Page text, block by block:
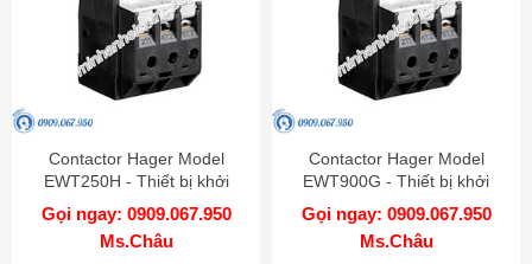
Contactor Hager Model
EWT250H - Thiết bị khởi
động từ
Gọi ngay: 0909.067.950
Ms.Châu
Contactor Hager Model
EWT900G - Thiết bị khởi
động từ
Gọi ngay: 0909.067.950
Ms.Châu